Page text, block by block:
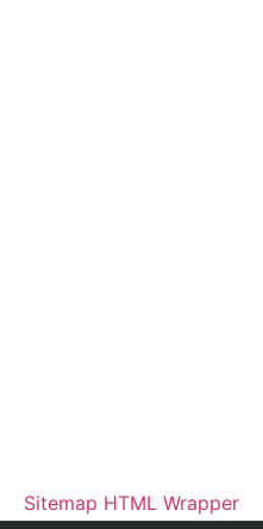
Sitemap HTML Wrapper